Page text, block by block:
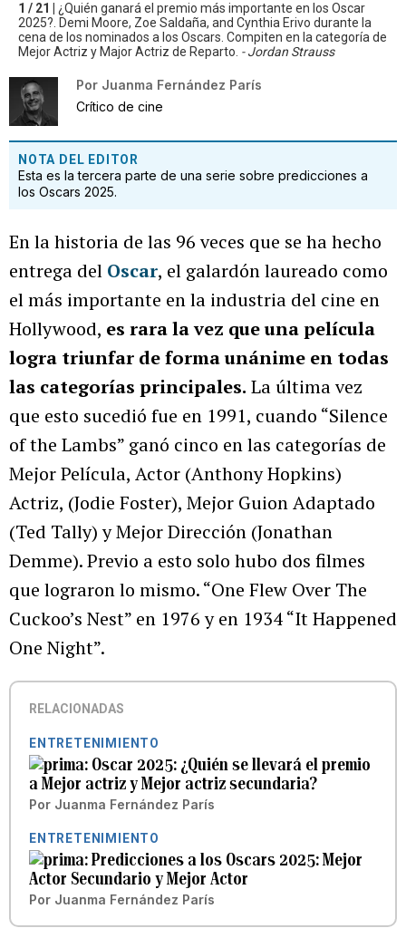
1 / 21 | ¿Quién ganará el premio más importante en los Oscar
2025?. Demi Moore, Zoe Saldaña, and Cynthia Erivo durante la
cena de los nominados a los Oscars. Compiten en la categoría de
Mejor Actriz y Major Actriz de Reparto. - Jordan Strauss
Por Juanma Fernández París
Crítico de cine
NOTA DEL EDITOR
Esta es la tercera parte de una serie sobre predicciones a
los Oscars 2025.
En la historia de las 96 veces que se ha hecho
entrega del Oscar, el galardón laureado como
el más importante en la industria del cine en
Hollywood, es rara la vez que una película
logra triunfar de forma unánime en todas
las categorías principales. La última vez
que esto sucedió fue en 1991, cuando “Silence
of the Lambs” ganó cinco en las categorías de
Mejor Película, Actor (Anthony Hopkins)
Actriz, (Jodie Foster), Mejor Guion Adaptado
(Ted Tally) y Mejor Dirección (Jonathan
Demme). Previo a esto solo hubo dos filmes
que lograron lo mismo. “One Flew Over The
Cuckoo’s Nest” en 1976 y en 1934 “It Happened
One Night”.
RELACIONADAS
ENTRETENIMIENTO
Oscar 2025: ¿Quién se llevará el premio
a Mejor actriz y Mejor actriz secundaria?
Por Juanma Fernández París
ENTRETENIMIENTO
Predicciones a los Oscars 2025: Mejor
Actor Secundario y Mejor Actor
Por Juanma Fernández París